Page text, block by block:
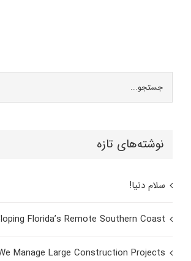
جستجو
برای:
نوشته‌های تازه
سلام دنیا!
Florida’s Remote Southern Coast
Manage Large Construction Projects